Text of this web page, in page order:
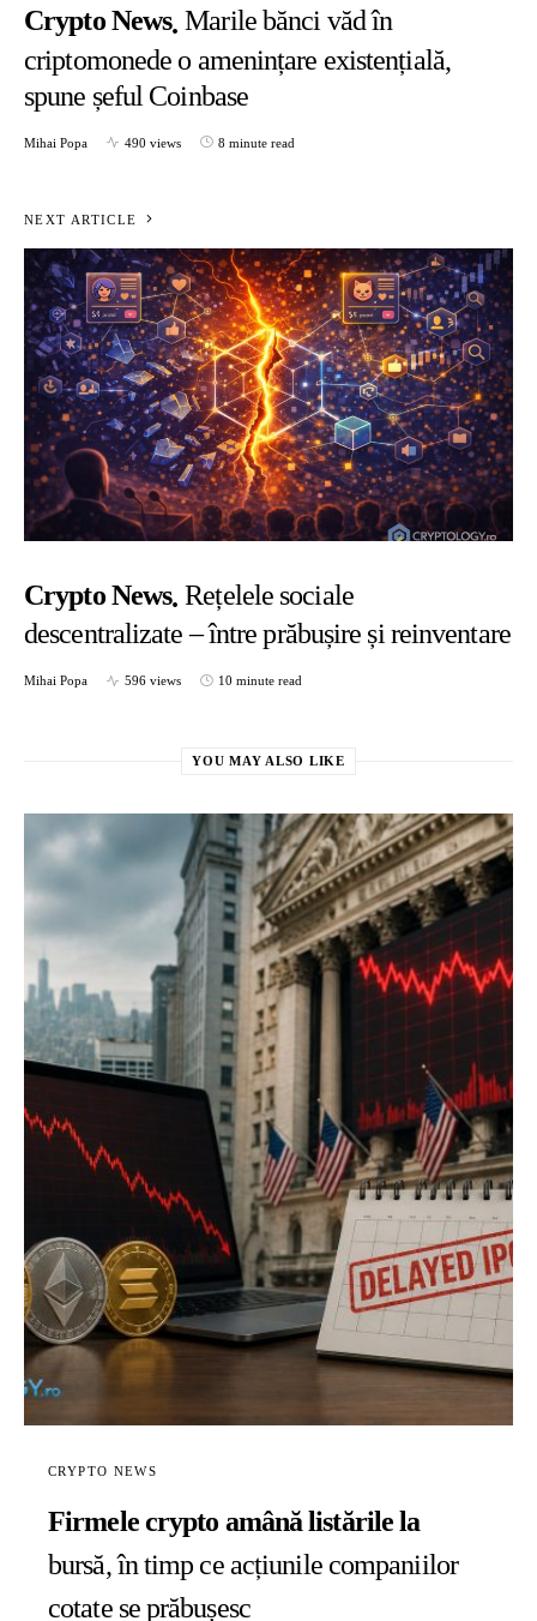
Crypto News Marile bănci văd în
criptomonede o amenințare existențială,
spune șeful Coinbase
Mihai Popa 490 views 8 minute read
NEXT ARTICLE
Crypto News Rețelele sociale
descentralizate – între prăbușire și reinventare
Mihai Popa 596 views 10 minute read
YOU MAY ALSO LIKE
CRYPTO NEWS
Firmele crypto amână listările la
bursă, în timp ce acțiunile companiilor
cotate se prăbușesc